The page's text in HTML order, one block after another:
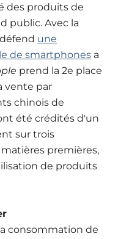
des produits de
public. Avec la
une
de smartphones a
prend la 2e place
vente par
chinois de
été crédités d'un
sur trois
premières,
de produits
consommation de